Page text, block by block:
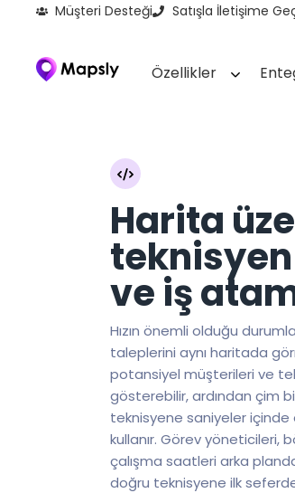
Müşteri Desteği Satışla İletişime
Özellikler
Harita
ve iş
Hızın önemli olduğu
taleplerini aynı haritada
potansiyel müşterileri ve
gösterebilir, ardından çim
teknisyene saniyeler
kullanır. Görev yöneticileri,
çalışma saatleri arka
doğru teknisyene ilk